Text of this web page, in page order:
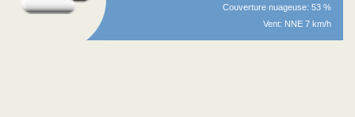
Couverture nuageuse: 53 %
Vent: NNE 7 km/h